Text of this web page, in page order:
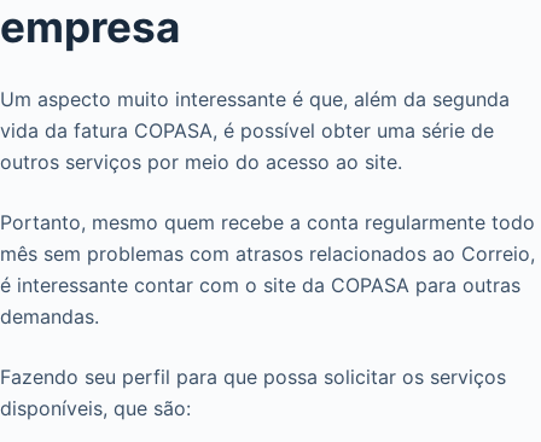
empresa
Um aspecto muito interessante é que, além da segunda
vida da fatura COPASA, é possível obter uma série de
outros serviços por meio do acesso ao site.
Portanto, mesmo quem recebe a conta regularmente todo
mês sem problemas com atrasos relacionados ao Correio,
é interessante contar com o site da COPASA para outras
demandas.
Fazendo seu perfil para que possa solicitar os serviços
disponíveis, que são: